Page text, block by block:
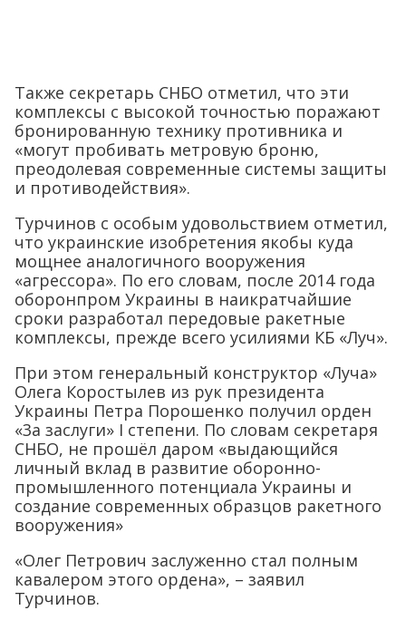
Также секретарь СНБО отметил, что эти
комплексы с высокой точностью поражают
бронированную технику противника и
«могут пробивать метровую броню,
преодолевая современные системы защиты
и противодействия».
Турчинов с особым удовольствием отметил,
что украинские изобретения якобы куда
мощнее аналогичного вооружения
«агрессора». По его словам, после 2014 года
оборонпром Украины в наикратчайшие
сроки разработал передовые ракетные
комплексы, прежде всего усилиями КБ «Луч».
При этом генеральный конструктор «Луча»
Олега Коростылев из рук президента
Украины Петра Порошенко получил орден
«3а заслуги» I степени. По словам секретаря
СНБО, не прошёл даром «выдающийся
личный вклад в развитие оборонно-
промышленного потенциала Украины и
создание современных образцов ракетного
вооружения»
«Олег Петрович заслуженно стал полным
кавалером этого ордена», – заявил
Турчинов.